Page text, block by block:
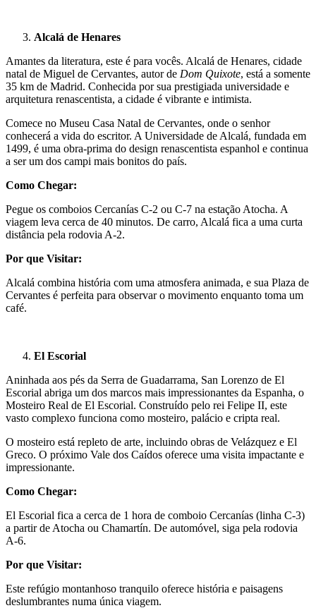
Alcalá de Henares
Amantes da literatura, este é para vocês. Alcalá de Henares, cidade
natal de Miguel de Cervantes, autor de Dom Quixote, está a somente
35 km de Madrid. Conhecida por sua prestigiada universidade e
arquitetura renascentista, a cidade é vibrante e intimista.
Comece no Museu Casa Natal de Cervantes, onde o senhor
conhecerá a vida do escritor. A Universidade de Alcalá, fundada em
1499, é uma obra-prima do design renascentista espanhol e continua
a ser um dos campi mais bonitos do país.
Como Chegar:
Pegue os comboios Cercanías C-2 ou C-7 na estação Atocha. A
viagem leva cerca de 40 minutos. De carro, Alcalá fica a uma curta
distância pela rodovia A-2.
Por que Visitar:
Alcalá combina história com uma atmosfera animada, e sua Plaza de
Cervantes é perfeita para observar o movimento enquanto toma um
café.
El Escorial
Aninhada aos pés da Serra de Guadarrama, San Lorenzo de El
Escorial abriga um dos marcos mais impressionantes da Espanha, o
Mosteiro Real de El Escorial. Construído pelo rei Felipe II, este
vasto complexo funciona como mosteiro, palácio e cripta real.
O mosteiro está repleto de arte, incluindo obras de Velázquez e El
Greco. O próximo Vale dos Caídos oferece uma visita impactante e
impressionante.
Como Chegar:
El Escorial fica a cerca de 1 hora de comboio Cercanías (linha C-3)
a partir de Atocha ou Chamartín. De automóvel, siga pela rodovia
A-6.
Por que Visitar:
Este refúgio montanhoso tranquilo oferece história e paisagens
deslumbrantes numa única viagem.